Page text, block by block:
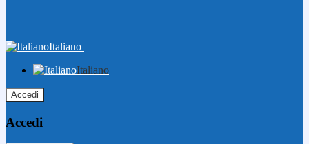
Italiano
Italiano
Accedi
Accedi